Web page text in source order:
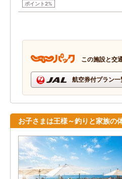
ポイント2%
この施設と交
航空券付プラン
お子さまは王様～釣りと家族の